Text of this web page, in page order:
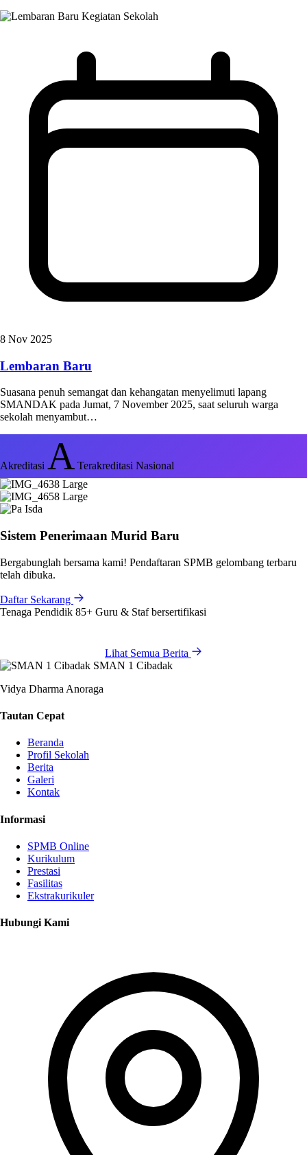
Kegiatan Sekolah
8 Nov 2025
Lembaran Baru
Suasana penuh semangat dan kehangatan menyelimuti lapang
SMANDAK pada Jumat, 7 November 2025, saat seluruh warga
sekolah menyambut…
Akreditasi A Terakreditasi Nasional
Sistem Penerimaan Murid Baru
Bergabunglah bersama kami! Pendaftaran SPMB gelombang terbaru
telah dibuka.
Daftar Sekarang
Tenaga Pendidik 85+ Guru & Staf bersertifikasi
Lihat Semua Berita
SMAN 1 Cibadak
Vidya Dharma Anoraga
Tautan Cepat
Beranda
Profil Sekolah
Berita
Galeri
Kontak
Informasi
SPMB Online
Kurikulum
Prestasi
Fasilitas
Ekstrakurikuler
Hubungi Kami